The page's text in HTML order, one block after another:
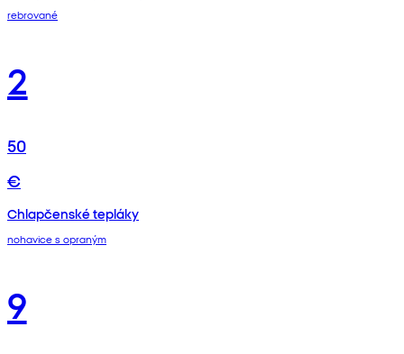
rebrované
2
50
€
Chlapčenské tepláky
nohavice s opraným
9